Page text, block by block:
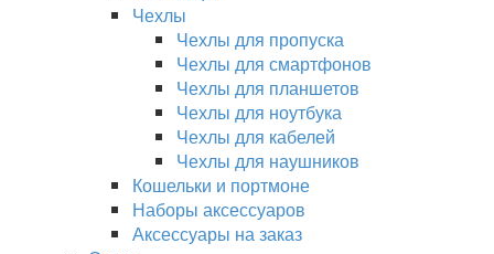
Чехлы
Чехлы для пропуска
Чехлы для смартфонов
Чехлы для планшетов
Чехлы для ноутбука
Чехлы для кабелей
Чехлы для наушников
Кошельки и портмоне
Наборы аксессуаров
Аксессуары на заказ